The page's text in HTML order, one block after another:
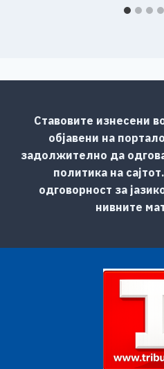
Ставовите изнесени
објавени на
задолжително да
политика на
одговорност за
нивните